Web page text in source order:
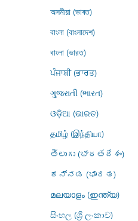
অসমীয়া (ভাৰত)
বাংলা (বাংলাদেশ)
বাংলা (ভারত)
ਪੰਜਾਬੀ (ਭਾਰਤ)
ગુજરાતી (ભારત)
ଓଡ଼ିଆ (ଭାରତ)
தமிழ் (இந்தியா)
తెలుగు (భారతదేశం)
ಕನ್ನಡ (ಭಾರತ)
മലയാളം (ഇന്ത്യ)
සිංහල (ශ්‍රී ලංකාව)